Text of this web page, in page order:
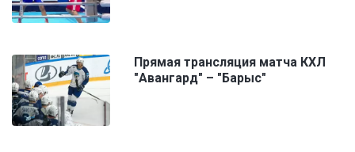
Прямая трансляция матча КХЛ
"Авангард" – "Барыс"